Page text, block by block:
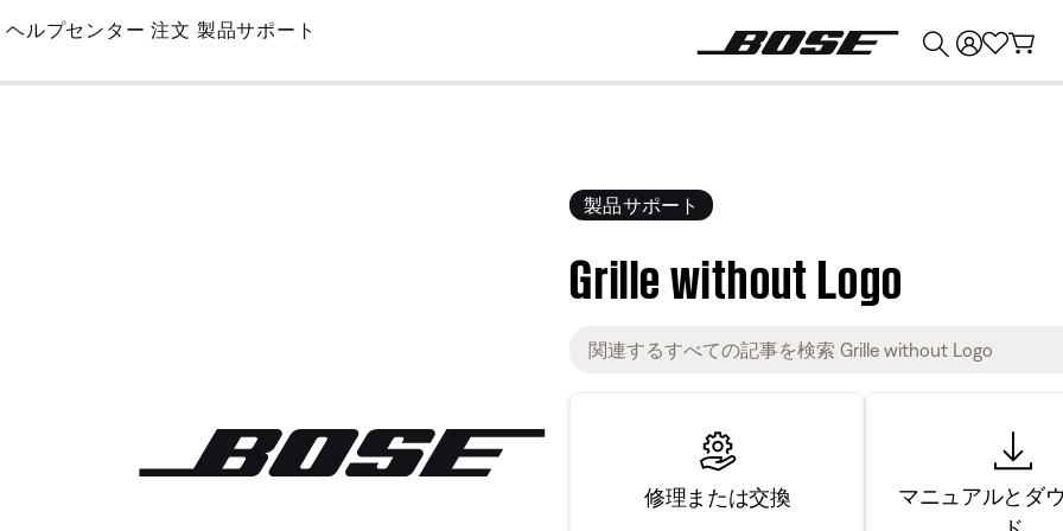
Skip
Main
ヘルプセンター 注文 製品サポート
製品サポート
Grille without Logo
修理または交換
マニュアルとダ